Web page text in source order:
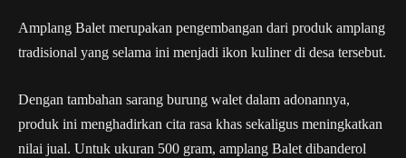
Amplang Balet merupakan pengembangan dari produk amplang
tradisional yang selama ini menjadi ikon kuliner di desa tersebut.
Dengan tambahan sarang burung walet dalam adonannya,
produk ini menghadirkan cita rasa khas sekaligus meningkatkan
nilai jual. Untuk ukuran 500 gram, amplang Balet dibanderol